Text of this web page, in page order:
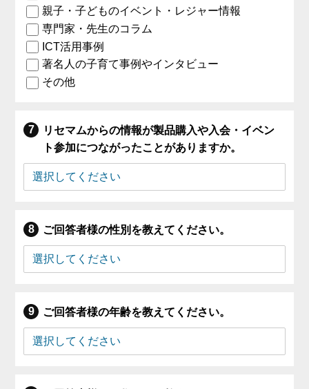
親子・子どものイベント・レジャー情報
専門家・先生のコラム
ICT活用事例
著名人の子育て事例やインタビュー
その他
リセマムからの情報が製品購入や入会・イベン
ト参加につながったことがありますか。
ご回答者様の性別を教えてください。
ご回答者様の年齢を教えてください。